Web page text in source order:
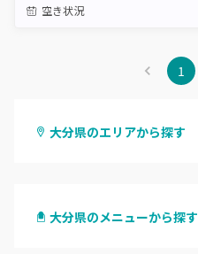
空き状況
1
大分県のエリアから探す
別府・由布
大分県のメニューから探す